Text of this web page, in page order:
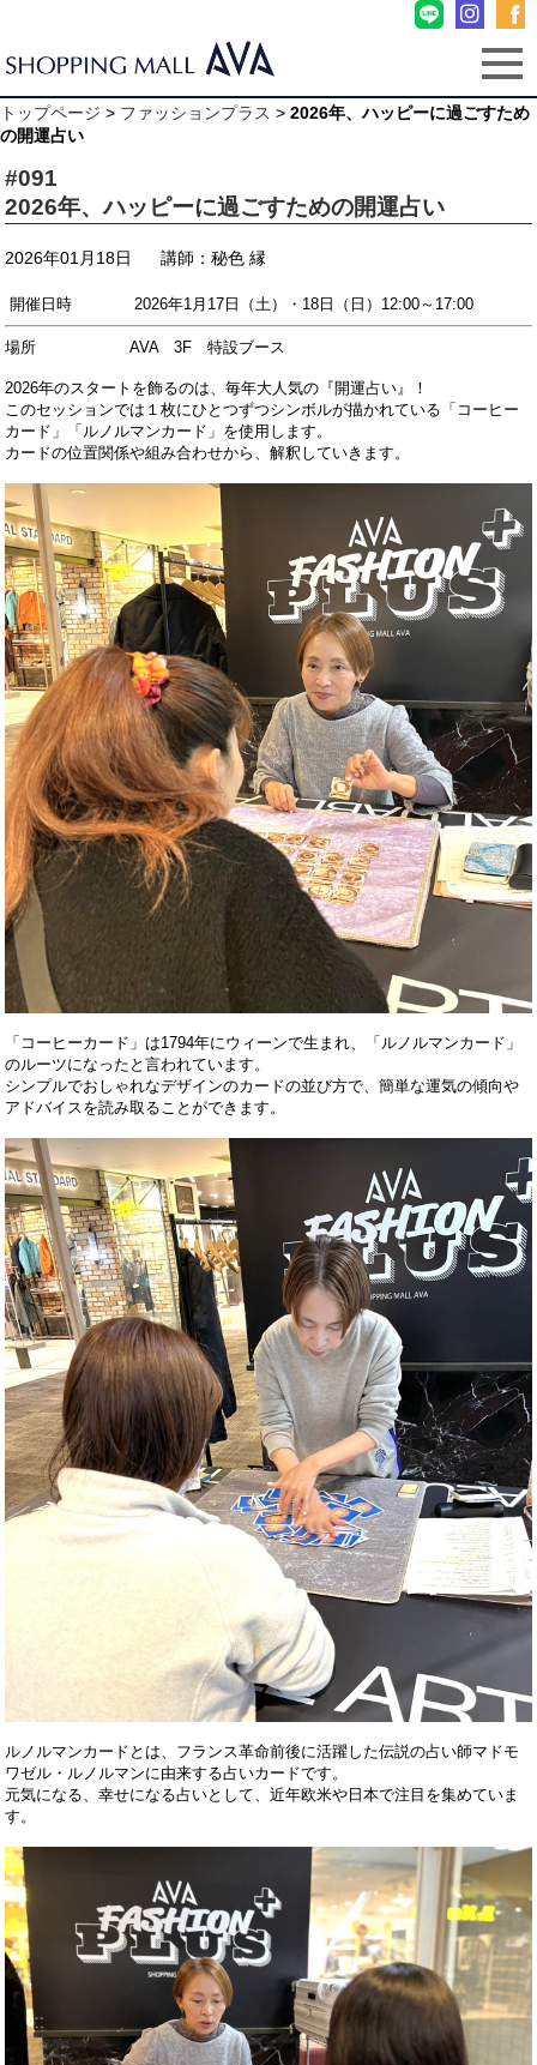
トップページ > ファッションプラス > 2026年、ハッピーに過ごすため
の開運占い
#091
2026年、ハッピーに過ごすための開運占い
2026年01月18日 講師：秘色 縁
開催日時 2026年1月17日（土）・18日（日）12:00～17:00
場所 AVA 3F 特設ブース
2026年のスタートを飾るのは、毎年大人気の『開運占い』！
このセッションでは１枚にひとつずつシンボルが描かれている「コーヒー
カード」「ルノルマンカード」を使用します。
カードの位置関係や組み合わせから、解釈していきます。
「コーヒーカード」は1794年にウィーンで生まれ、「ルノルマンカード」
のルーツになったと言われています。
シンプルでおしゃれなデザインのカードの並び方で、簡単な運気の傾向や
アドバイスを読み取ることができます。
ルノルマンカードとは、フランス革命前後に活躍した伝説の占い師マドモ
ワゼル・ルノルマンに由来する占いカードです。
元気になる、幸せになる占いとして、近年欧米や日本で注目を集めていま
す。